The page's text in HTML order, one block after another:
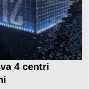
4 centri